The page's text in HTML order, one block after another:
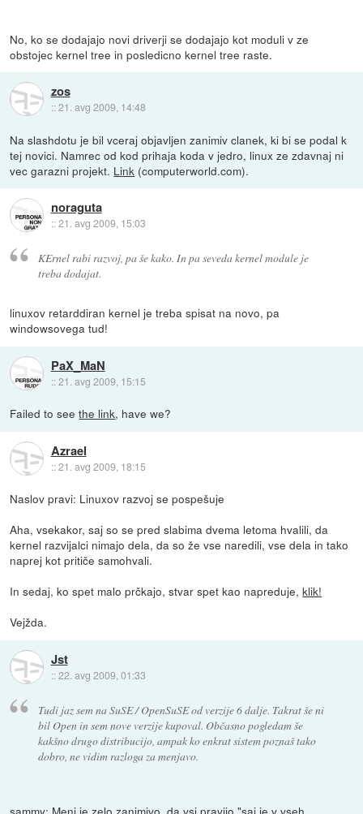
No, ko se dodajajo novi driverji se dodajajo kot moduli v ze
obstojec kernel tree in posledicno kernel tree raste.
zos
::21. avg 2009, 14:48
Na slashdotu je bil vceraj objavljen zanimiv clanek, ki bi se podal k
tej novici. Namrec od kod prihaja koda v jedro, linux ze zdavnaj ni
vec garazni projekt. Link (computerworld.com).
noraguta
::21. avg 2009, 15:03
KErnel rabi razvoj, pa še kako. In pa seveda kernel module je
treba dodajat.
linuxov retarddiran kernel je treba spisat na novo, pa
windowsovega tud!
PaX_MaN
::21. avg 2009, 15:15
Failed to seethe link, have we?
Azrael
::21. avg 2009, 18:15
Naslov pravi: Linuxov razvoj se pospešuje
Aha, vsekakor, saj so se pred slabima dvema letoma hvalili, da
kernel razvijalci nimajo dela, da so že vse naredili, vse dela in tako
naprej kot pritiče samohvali.
In sedaj, ko spet malo prčkajo, stvar spet kao napreduje,klik!
Vejžda.
Jst
::22. avg 2009, 01:33
Tudi jaz sem na SuSE / OpenSuSE od verzije 6 dalje. Takrat še ni
bil Open in sem nove verzije kupoval. Občasno pogledam še
kakšno drugo distribucijo, ampak ko enkrat sistem poznaš tako
dobro, ne vidim razloga za menjavo.